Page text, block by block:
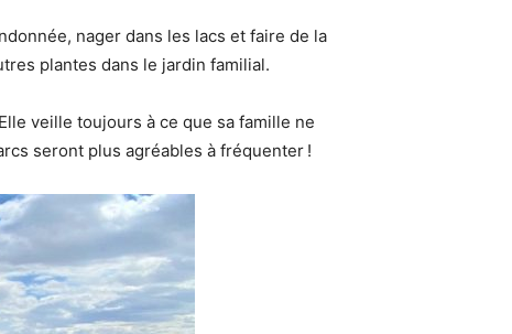
nager dans les lacs et faire de la
plantes dans le jardin familial.
veille toujours à ce que sa famille ne
seront plus agréables à fréquenter !